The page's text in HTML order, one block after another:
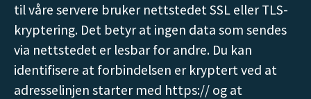
til våre servere bruker nettstedet SSL eller TLS-
kryptering. Det betyr at ingen data som sendes
via nettstedet er lesbar for andre. Du kan
identifisere at forbindelsen er kryptert ved at
adresselinjen starter med https:// og at